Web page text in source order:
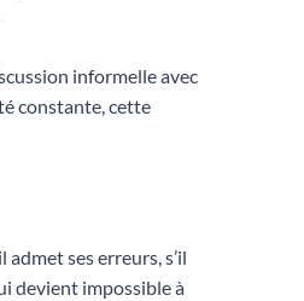
informelle avec
constante, cette
ses erreurs, s’il
devient impossible à